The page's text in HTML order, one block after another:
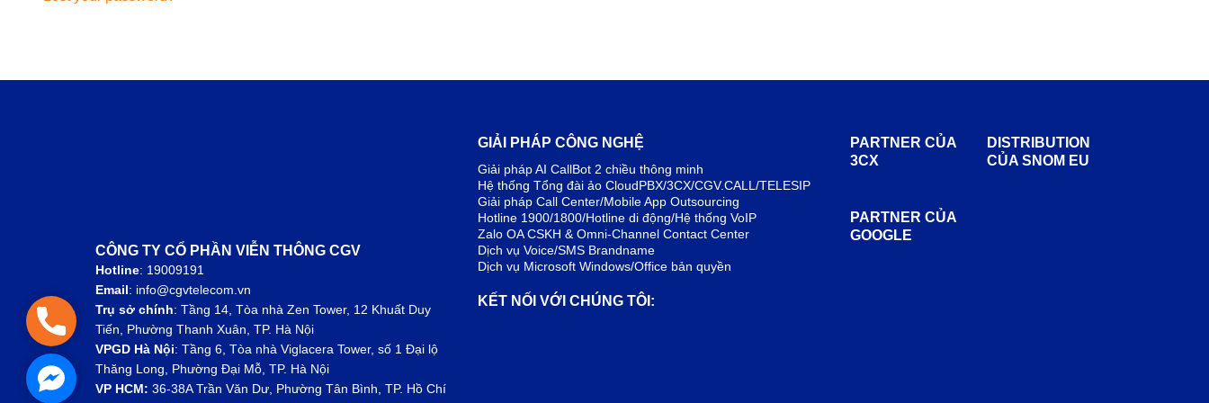
CÔNG TY CỔ PHẦN VIỄN THÔNG CGV
Hotline: 19009191
Email: info@cgvtelecom.vn
Trụ sở chính: Tầng 14, Tòa nhà Zen Tower, 12 Khuất Duy
Tiến, Phường Thanh Xuân, TP. Hà Nội
VPGD Hà Nội: Tầng 6, Tòa nhà Viglacera Tower, số 1 Đại lộ
Thăng Long, Phường Đại Mỗ, TP. Hà Nội
VP HCM: 36-38A Trần Văn Dư, Phường Tân Bình, TP. Hồ Chí
GIẢI PHÁP CÔNG NGHỆ
Giải pháp AI CallBot 2 chiều thông minh
Hệ thống Tổng đài ảo CloudPBX/3CX/CGV.CALL/TELESIP
Giải pháp Call Center/Mobile App Outsourcing
Hotline 1900/1800/Hotline di động/Hệ thống VoIP
Zalo OA CSKH & Omni-Channel Contact Center
Dịch vụ Voice/SMS Brandname
Dịch vụ Microsoft Windows/Office bản quyền
KẾT NỐI VỚI CHÚNG TÔI:
PARTNER CỦA
3CX
PARTNER CỦA
GOOGLE
DISTRIBUTION
CỦA SNOM EU
Hotline: 1900 9191
Facebook Messenger